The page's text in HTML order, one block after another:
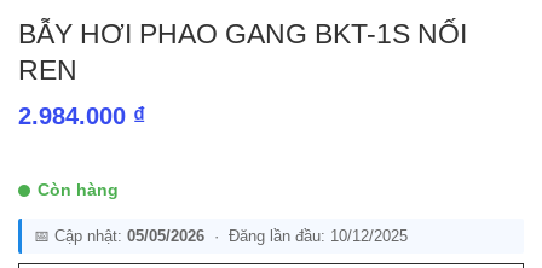
BẪY HƠI PHAO GANG BKT-1S NỐI
REN
2.984.000 ₫
Còn hàng
📅 Cập nhật: 05/05/2026 · Đăng lần đầu: 10/12/2025